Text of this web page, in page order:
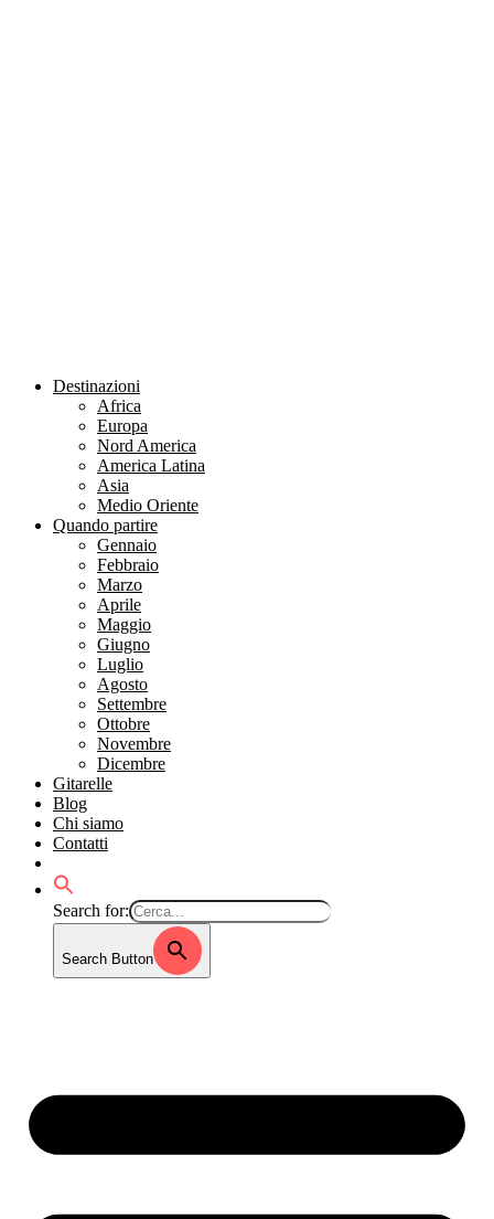
Destinazioni
Africa
Europa
Nord America
America Latina
Asia
Medio Oriente
Quando partire
Gennaio
Febbraio
Marzo
Aprile
Maggio
Giugno
Luglio
Agosto
Settembre
Ottobre
Novembre
Dicembre
Gitarelle
Blog
Chi siamo
Contatti
Search for:
Search Button